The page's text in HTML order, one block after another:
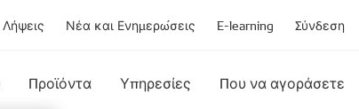
Λήψεις Νέα και Ενημερώσεις E-learning Σύνδεση
Προϊόντα Υπηρεσίες Που να αγοράσετε